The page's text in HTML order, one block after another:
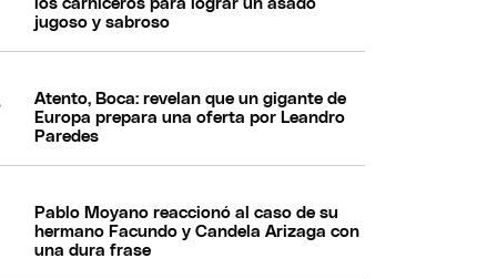
los carniceros para lograr un asado
jugoso y sabroso
Atento, Boca: revelan que un gigante de
Europa prepara una oferta por Leandro
Paredes
Pablo Moyano reaccionó al caso de su
hermano Facundo y Candela Arizaga con
una dura frase